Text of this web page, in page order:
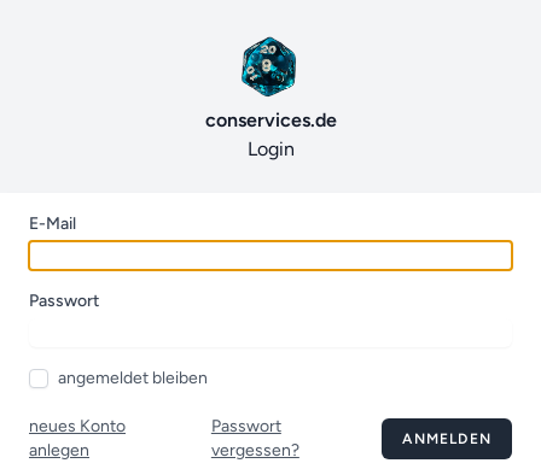
conservices.de
Login
E-Mail
Passwort
angemeldet bleiben
neues Konto
anlegen
Passwort
vergessen?
ANMELDEN